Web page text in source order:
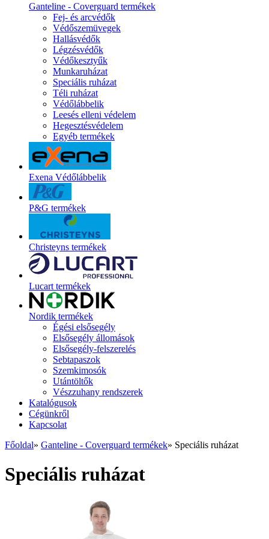
Ganteline - Coverguard termékek
Fej- és arcvédők
Védőszemüvegek
Hallásvédők
Légzésvédők
Védőkesztyűk
Munkaruházat
Speciális ruházat
Téli ruházat
Védőlábbelik
Leesés elleni védelem
Hegesztésvédelem
Egyéb termékek
Exena Védőlábbelik
P&G termékek
Christeyns termékek
Lucart termékek
Nordik termékek
Égési elsősegély
Elsősegély állomások
Elsősegély-felszerelés
Sebtapaszok
Szemkimosók
Utántöltők
Vészzuhany rendszerek
Katalógusok
Cégünkről
Kapcsolat
Főoldal» Ganteline - Coverguard termékek» Speciális ruházat
Speciális ruházat